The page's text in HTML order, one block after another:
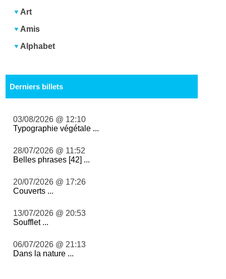
Art
Amis
Alphabet
Derniers billets
03/08/2026 @ 12:10
Typographie végétale ...
28/07/2026 @ 11:52
Belles phrases [42] ...
20/07/2026 @ 17:26
Couverts ...
13/07/2026 @ 20:53
Soufflet ...
06/07/2026 @ 21:13
Dans la nature ...